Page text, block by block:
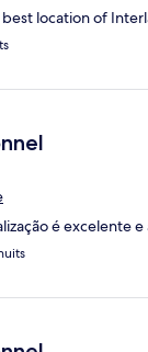
location of
é excelente